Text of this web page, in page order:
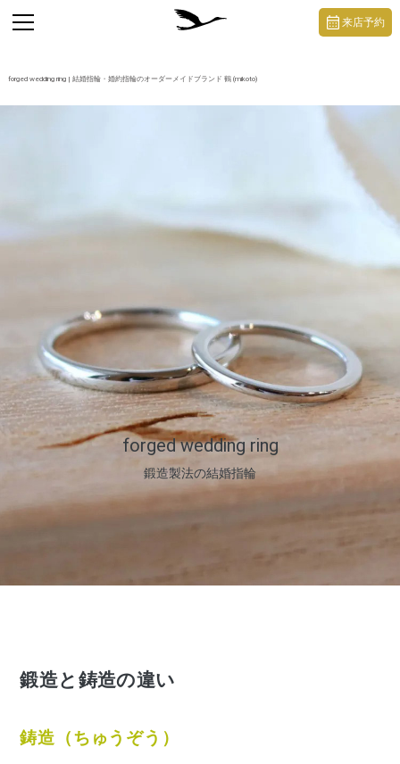
forged wedding ring | 結婚指輪・婚約指輪のオーダーメイドブランド 鶴 (mikoto)
forged wedding ring
鍛造製法の結婚指輪
toggle
navigation
来店予約
鍛造と鋳造の違い
鋳造（ちゅうぞう）